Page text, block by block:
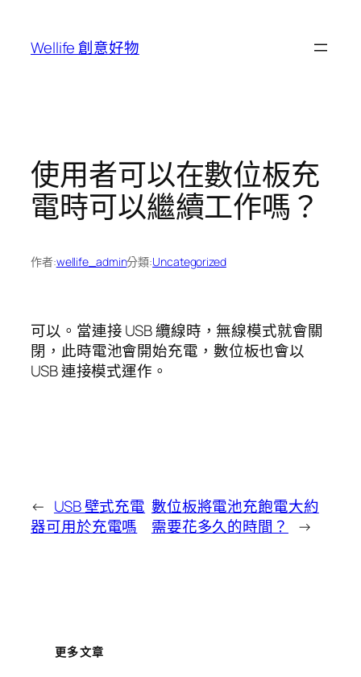
Wellife 創意好物
使用者可以在數位板充
電時可以繼續工作嗎？
作者:wellife_admin分類:Uncategorized
可以。當連接 USB 纜線時，無線模式就會關
閉，此時電池會開始充電，數位板也會以
USB 連接模式運作。
← USB 壁式充電
器可用於充電嗎
數位板將電池充飽電大約
需要花多久的時間？
→
更多文章